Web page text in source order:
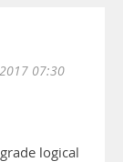
07:30
logical